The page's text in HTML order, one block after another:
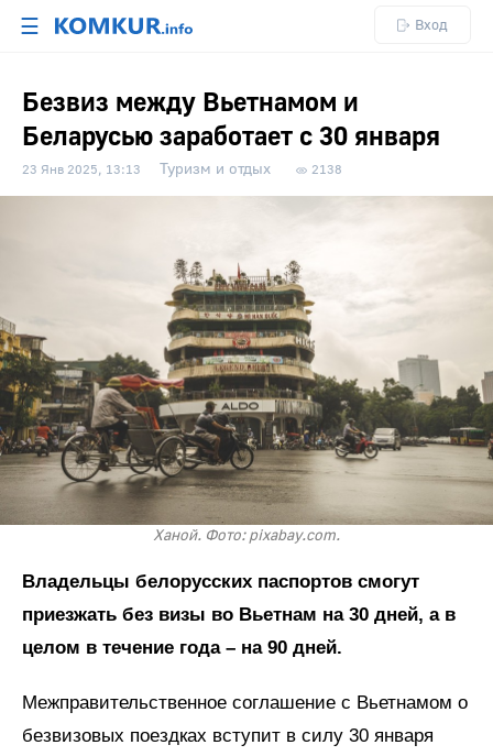
☰ Вход
Безвиз между Вьетнамом и
Беларусью заработает с 30 января
23 Янв 2025, 13:13 Туризм и отдых 2138
Ханой. Фото: pixabay.com.
Владельцы белорусских паспортов смогут
приезжать без визы во Вьетнам на 30 дней, а в
целом в течение года – на 90 дней.
Межправительственное соглашение с Вьетнамом о
безвизовых поездках вступит в силу 30 января